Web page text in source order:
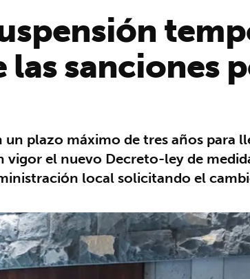
sanciones
plazo máximo de tres años para
el nuevo Decreto-ley de
local solicitando el